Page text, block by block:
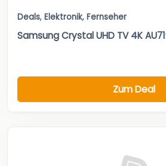
Deals, Elektronik, Fernseher
Samsung Crystal UHD TV 4K
Zum Deal